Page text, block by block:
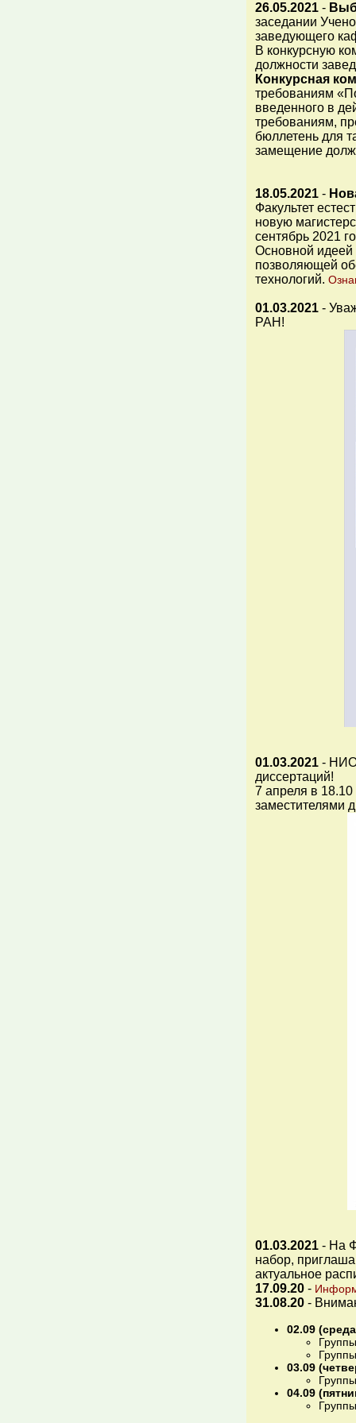
26.05.2021 -
заседании
заведующего
В конкурсную
должности
Конкурсная
требованиям
введенного в
требованиям,
бюллетень для
замещение
18.05.2021 -
Факультет
новую
сентябрь 2021
Основной идеей
позволяющей
технологий.
01.03.2021 -
РАН!
01.03.2021 -
диссертаций!
7 апреля в
заместителями
01.03.2021 - На
набор,
актуальное
17.09.20 -
31.08.20 -
02.09
03.09
04.09